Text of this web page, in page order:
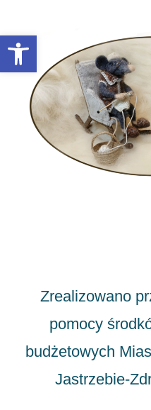
Otwórz pasek
Zrealizowano
pomocy
budżetowych
Jastrzebie-